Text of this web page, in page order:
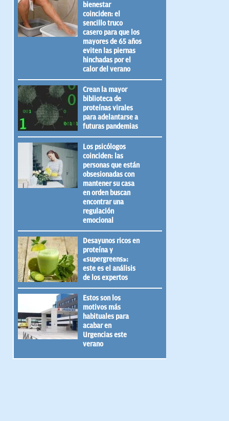
bienestar
coinciden: el
sencillo truco
casero para que los
mayores de 65 años
eviten las piernas
hinchadas por el
calor del verano
Crean la mayor
biblioteca de
proteínas virales
para adelantarse a
futuras pandemias
Los psicólogos
coinciden: las
personas que están
obsesionadas con
mantener su casa
en orden buscan
encontrar una
regulación
emocional
Desayunos ricos en
proteína y
«supergreens»:
este es el análisis
de los expertos
Estos son los
motivos más
habituales para
acabar en
Urgencias este
verano